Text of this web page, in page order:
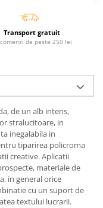
Transport gratuit
de peste 250 lei
de un alb intens,
stralucitoare, in
inegalabila in
tiparirea policroma
creative. Aplicatii
materiale de
in general orice
cu un suport de
textului lucrarii.